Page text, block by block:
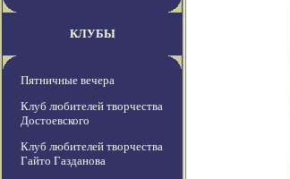
КЛУБЫ
Пятничные вечера
Клуб любителей творчества
Достоевского
Клуб любителей творчества
Гайто Газданова